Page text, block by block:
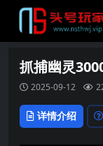
抓捕幽灵
2025-09-12
详情介绍